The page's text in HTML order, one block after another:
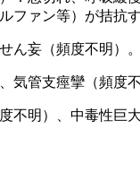
ファン等）が拮抗す
ん妄（頻度不明）。
管支痙攣（頻度
明）、中毒性巨